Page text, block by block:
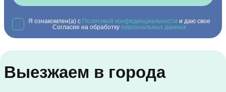
Я ознакомлен(а) с Политикой конфиденциальности и даю свое
Согласие на обработку персональных данных
Выезжаем в города